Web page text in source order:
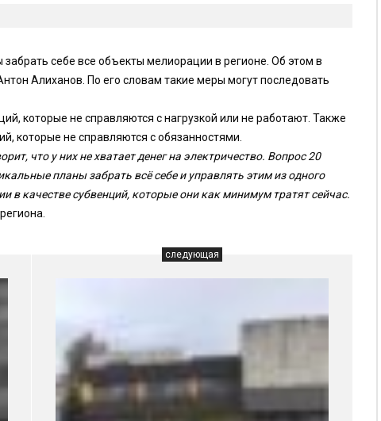
себе все объекты мелиорации в регионе. Об этом в
Алиханов. По его словам такие меры могут последовать
которые не справляются с нагрузкой или не работают. Также
которые не справляются с обязанностями.
что у них не хватает денег на электричество. Вопрос 20
планы забрать всё себе и управлять этим из одного
в качестве субвенций, которые они как минимум тратят сейчас.
следующая